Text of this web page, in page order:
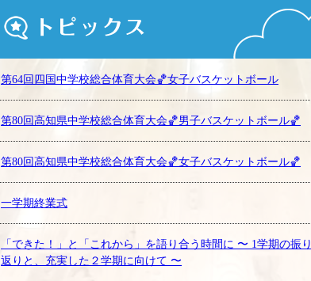
第64回四国中学校総合体育大会🏀女子バスケットボール
第80回高知県中学校総合体育大会🏀男子バスケットボール🏀
第80回高知県中学校総合体育大会🏀女子バスケットボール🏀
一学期終業式
「できた！」と「これから」を語り合う時間に 〜 1学期の振り
返りと、充実した２学期に向けて 〜